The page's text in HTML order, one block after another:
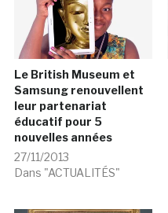
Le British Museum et
Samsung renouvellent
leur partenariat
éducatif pour 5
nouvelles années
27/11/2013
Dans "ACTUALITÉS"